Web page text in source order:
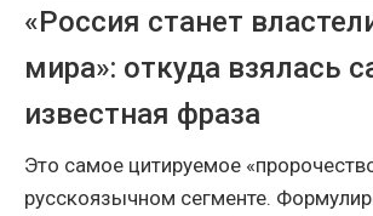
«Россия станет
мира»: откуда взялась
известная фраза
Это самое цитируемое
русскоязычном сегменте.